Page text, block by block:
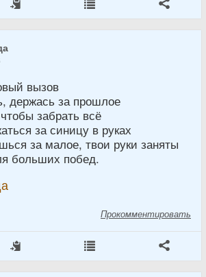
вызов
держась за прошлое
забрать всё
за синицу в руках
за малое, твои руки заняты
больших побед.
Прокомментировать